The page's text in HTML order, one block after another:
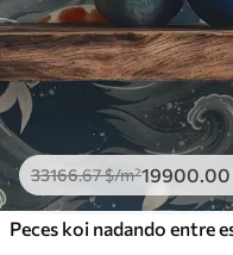
33166.67$/m²19900.00